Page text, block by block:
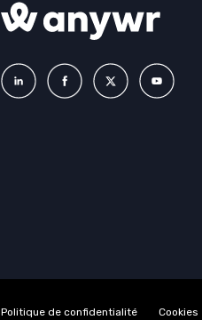
Politique de confidentialité Cookies